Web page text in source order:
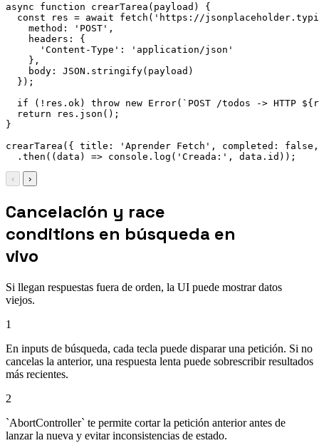
async function crearTarea ( payload )
{
const res = await fetch ( 'https://
method : 'POST' ,
headers :
{
'Content-Type' :
'application/json'
} ,
body : JSON . stringify( payload )
} ) ;
if
( ! res . ok ) throw new Error( ` POST /todos -> HTTP ${
return res . json ( ) ;
}
crearTarea ( { title : 'Aprender Fetch' , completed : false ,
. then ( (data ) => console . log ( 'Creada:' , data . id ) ) ;
‹ ›
Cancelación y race
conditions en búsqueda en
vivo
Si llegan respuestas fuera de orden, la UI puede mostrar datos
viejos.
1
En inputs de búsqueda, cada tecla puede disparar una petición. Si no
cancelas la anterior, una respuesta lenta puede sobrescribir resultados
más recientes.
2
`AbortController` te permite cortar la petición anterior antes de
lanzar la nueva y evitar inconsistencias de estado.